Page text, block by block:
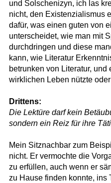
und Solschenizyn, ich las
nicht, den Existenzialismus
dafür, was einen guten von
unterscheidet, wie man mit
durchdringen und diese
kann, wie Literatur
betrunken von Literatur,
wirklichen Leben nützte
Drittens:
Die Lektüre darf kein
sondern ein Reiz für ihre
Mein Sitznachbar zum
nicht. Er vermochte die
zu erfüllen, auch wenn er
zu Hause finden konnte, ins